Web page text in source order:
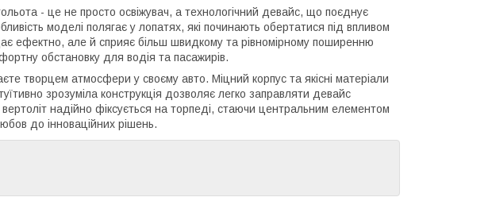
- це не просто освіжувач, а технологічний девайс, що поєднує
моделі полягає у лопатях, які починають обертатися під впливом
ефектно, але й сприяє більш швидкому та рівномірному поширенню
обстановку для водія та пасажирів.
творцем атмосфери у своєму авто. Міцний корпус та якісні матеріали
зрозуміла конструкція дозволяє легко заправляти девайс
надійно фіксується на торпеді, стаючи центральним елементом
до інноваційних рішень.